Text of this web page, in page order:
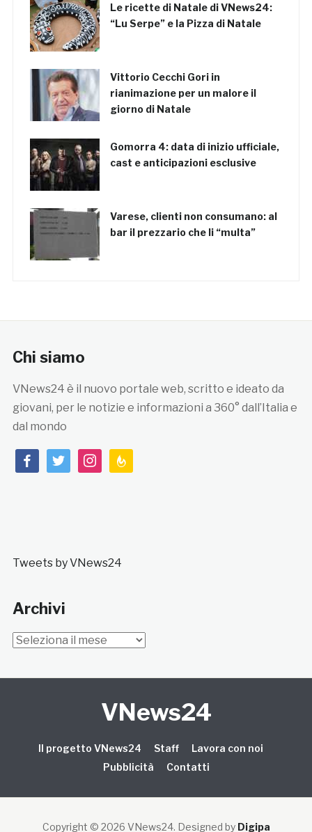
Le ricette di Natale di VNews24:
“Lu Serpe” e la Pizza di Natale
Vittorio Cecchi Gori in
rianimazione per un malore il
giorno di Natale
Gomorra 4: data di inizio ufficiale,
cast e anticipazioni esclusive
Varese, clienti non consumano: al
bar il prezzario che li “multa”
Chi siamo
VNews24 è il nuovo portale web, scritto e ideato da
giovani, per le notizie e informazioni a 360° dall’Italia e
dal mondo
facebooktwitterinstagramfeedburner
Tweets by VNews24
Archivi
Archivi
VNews24
Il progetto VNews24 Staff
Lavora con noi
Pubblicità
Contatti
Copyright © 2026 VNews24. Designed by Digipa